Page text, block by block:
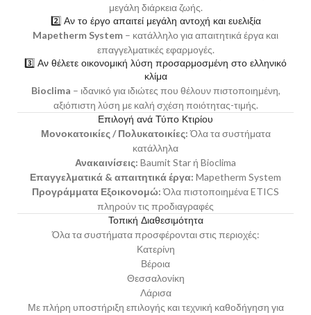
μεγάλη διάρκεια ζωής.
2️⃣ Αν το έργο απαιτεί μεγάλη αντοχή και ευελιξία
Mapetherm System – κατάλληλο για απαιτητικά έργα και
επαγγελματικές εφαρμογές.
3️⃣ Αν θέλετε οικονομική λύση προσαρμοσμένη στο ελληνικό
κλίμα
Bioclima – ιδανικό για ιδιώτες που θέλουν πιστοποιημένη,
αξιόπιστη λύση με καλή σχέση ποιότητας-τιμής.
Επιλογή ανά Τύπο Κτιρίου
Μονοκατοικίες / Πολυκατοικίες:Όλα τα συστήματα
κατάλληλα
Ανακαινίσεις: Baumit Star ή Bioclima
Επαγγελματικά & απαιτητικά έργα: Mapetherm System
Προγράμματα Εξοικονομώ:Όλα πιστοποιημένα ETICS
πληρούν τις προδιαγραφές
Τοπική Διαθεσιμότητα
Όλα τα συστήματα προσφέρονται στις περιοχές:
Κατερίνη
Βέροια
Θεσσαλονίκη
Λάρισα
Με πλήρη υποστήριξη επιλογής και τεχνική καθοδήγηση για